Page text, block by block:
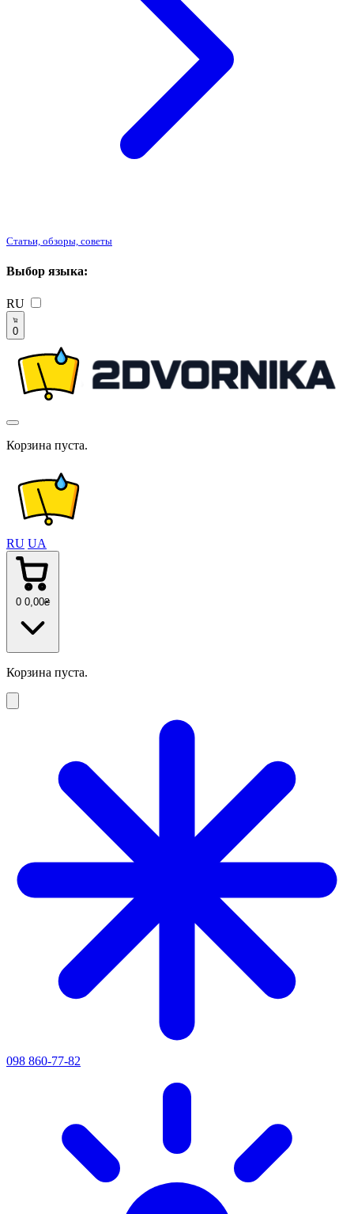
Статьи, обзоры, советы
Выбор языка:
RU
0
Корзина пуста.
RU UA
0 0 ,00₴
Корзина пуста.
098 860-77-82